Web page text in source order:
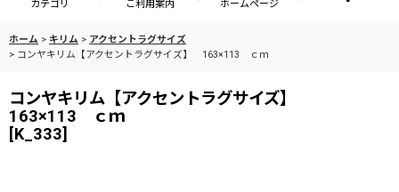
カテゴリ ご利用案内 ホームページ
ホーム > キリム > アクセントラグサイズ
> コンヤキリム【アクセントラグサイズ】 163×113 ｃｍ
コンヤキリム【アクセントラグサイズ】
163×113 ｃｍ
[K_333]